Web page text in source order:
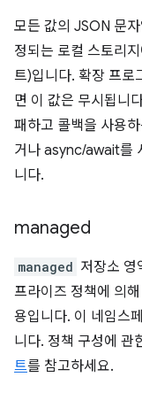
모든 값의 JSON 문
정되는 로컬 스토리
트)입니다. 확장 프로
면 이 값은 무시됩니
패하고 콜백을 사용
거나 async/await를
니다.
managed
managed 저장소 영
프라이즈 정책에 의
용입니다. 이 네임스
니다. 정책 구성에 관
트를 참고하세요.